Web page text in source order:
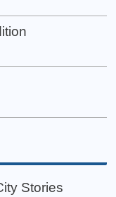
Stories